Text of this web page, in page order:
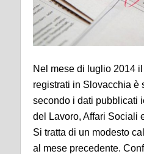
Nel mese di luglio 2014
registrati in Slovacchia è
secondo i dati pubblicati
del Lavoro, Affari Sociali
Si tratta di un modesto
al mese precedente.